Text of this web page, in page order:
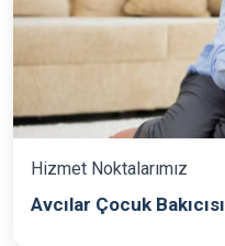
Hizmet Noktalarımız
Avcılar Çocuk Bakıcısı